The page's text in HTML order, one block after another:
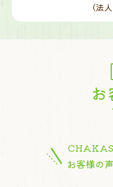
（法
CHAKAS
お客様の